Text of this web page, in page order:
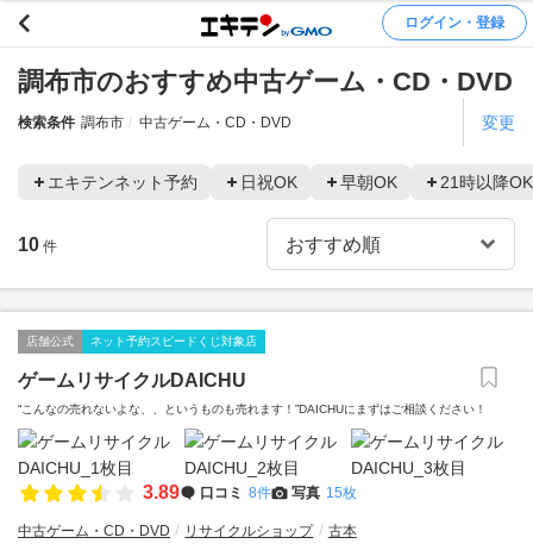
ログイン・登録
調布市のおすすめ中古ゲーム・CD・DVD
検索条件 調布市 中古ゲーム・CD・DVD 変更
エキテンネット予約 日祝OK 早朝OK 21時以降OK
10 件
店舗公式 ネット予約スピードくじ対象店
ゲームリサイクルDAICHU
“こんなの売れないよな、、というものも売れます！”DAICHUにまずはご相談ください！
3.89 口コミ 8件 写真 15枚
中古ゲーム・CD・DVD リサイクルショップ 古本